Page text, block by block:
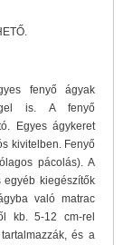
fenyő ágyak
is. A fenyő
Egyes ágykeret
kivitelben. Fenyő
pácolás). A
egyéb kiegészítők
való matrac
kb. 5-12 cm-rel
és a